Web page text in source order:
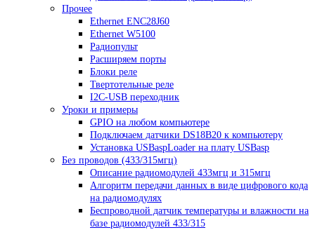
Прочее
Ethernet ENC28J60
Ethernet W5100
Радиопульт
Расширяем порты
Блоки реле
Твертотельные реле
I2C-USB переходник
Уроки и примеры
GPIO на любом компьютере
Подключаем датчики DS18B20 к компьютеру
Установка USBaspLoader на плату USBasp
Без проводов (433/315мгц)
Описание радиомодулей 433мгц и 315мгц
Алгоритм передачи данных в виде цифрового кода
на радиомодулях
Беспроводной датчик температуры и влажности на
базе радиомодулей 433/315